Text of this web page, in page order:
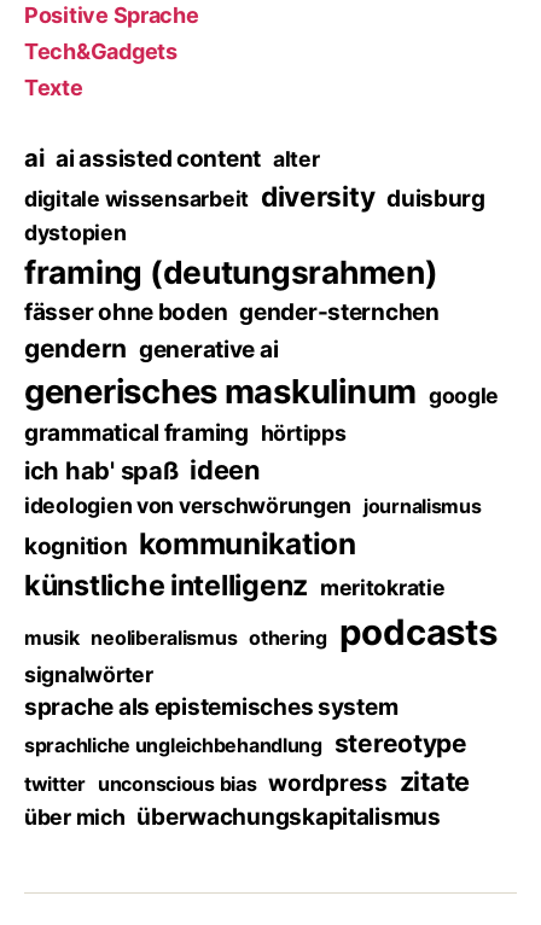
Positive Sprache
Tech&Gadgets
Texte
ai ai assisted content alter
digitale wissensarbeit diversity duisburg
dystopien
framing (deutungsrahmen)
fässer ohne boden gender-sternchen
gendern generative ai
generisches maskulinum google
grammatical framing hörtipps
ich hab' spaß ideen
ideologien von verschwörungen journalismus
kognition kommunikation
künstliche intelligenz meritokratie
musik neoliberalismus othering podcasts
signalwörter
sprache als epistemisches system
sprachliche ungleichbehandlung stereotype
twitter unconscious bias wordpress zitate
über mich überwachungskapitalismus